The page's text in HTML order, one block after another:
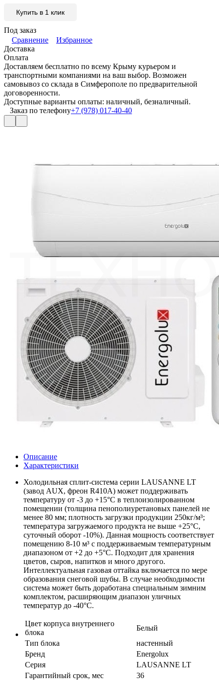
Купить в 1 клик
Под заказ
Сравнение
Избранное
Доставка
Оплата
Доставляем бесплатно по всему Крыму курьером и
транспортными компаниями на ваш выбор. Возможен
самовывоз со склада в Симферополе по предварительной
договоренности.
Доступные варианты оплаты: наличный, безналичный.
Заказ по телефону+7 (978) 017-40-40
Описание
Характеристики
Холодильная сплит-система серии LAUSANNE LT
(завод AUX, фреон R410A) может поддерживать
температуру от -3 до +15°С в теплоизолированном
помещении (толщина пенополиуретановых панелей не
менее 80 мм; плотность загрузки продукции 250кг/м³;
температура загружаемого продукта не выше +25°С,
суточный оборот -10%). Данная мощность соответствует
помещению 8-10 м³ с поддерживаемым температурным
диапазоном от +2 до +5°С. Подходит для хранения
цветов, сыров, напитков и много другого.
Интеллектуальная газовая оттайка включается по мере
образования снеговой шубы. В случае необходимости
система может быть доработана специальным зимним
комплектом, расширяющим диапазон уличных
температур до -40°С.
Цвет корпуса внутреннего
блока
Белый
Тип блока
настенный
Бренд
Energolux
Серия
LAUSANNE LT
Гарантийный срок, мес
36